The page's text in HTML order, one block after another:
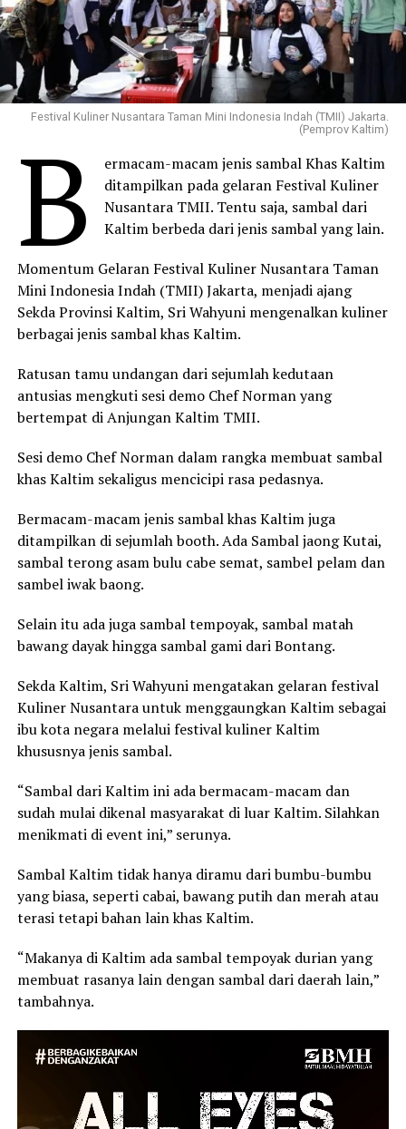
Festival Kuliner Nusantara Taman Mini Indonesia Indah (TMII) Jakarta.
(Pemprov Kaltim)
B
ermacam-macam jenis sambal Khas Kaltim
ditampilkan pada gelaran Festival Kuliner
Nusantara TMII. Tentu saja, sambal dari
Kaltim berbeda dari jenis sambal yang lain.
Momentum Gelaran Festival Kuliner Nusantara Taman
Mini Indonesia Indah (TMII) Jakarta, menjadi ajang
Sekda Provinsi Kaltim, Sri Wahyuni mengenalkan kuliner
berbagai jenis sambal khas Kaltim.
Ratusan tamu undangan dari sejumlah kedutaan
antusias mengkuti sesi demo Chef Norman yang
bertempat di Anjungan Kaltim TMII.
Sesi demo Chef Norman dalam rangka membuat sambal
khas Kaltim sekaligus mencicipi rasa pedasnya.
Bermacam-macam jenis sambal khas Kaltim juga
ditampilkan di sejumlah booth. Ada Sambal jaong Kutai,
sambal terong asam bulu cabe semat, sambel pelam dan
sambel iwak baong.
Selain itu ada juga sambal tempoyak, sambal matah
bawang dayak hingga sambal gami dari Bontang.
Sekda Kaltim, Sri Wahyuni mengatakan gelaran festival
Kuliner Nusantara untuk menggaungkan Kaltim sebagai
ibu kota negara melalui festival kuliner Kaltim
khususnya jenis sambal.
“Sambal dari Kaltim ini ada bermacam-macam dan
sudah mulai dikenal masyarakat di luar Kaltim. Silahkan
menikmati di event ini,” serunya.
Sambal Kaltim tidak hanya diramu dari bumbu-bumbu
yang biasa, seperti cabai, bawang putih dan merah atau
terasi tetapi bahan lain khas Kaltim.
“Makanya di Kaltim ada sambal tempoyak durian yang
membuat rasanya lain dengan sambal dari daerah lain,”
tambahnya.